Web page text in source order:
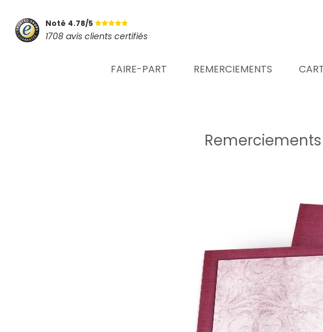
Noté 4.78/5
1708 avis clients certifiés
FAIRE-PART REMERCIEMENTS
Mot de passe oublié